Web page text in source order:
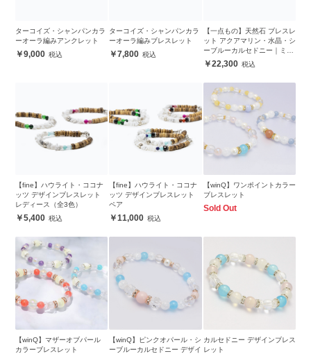
ターコイズ・シャンパンカラ
ーオーラ編みアンクレット
9,000
ターコイズ・シャンパンカラ
ーオーラ編みブレスレット
7,800
【一点もの】天然石 ブレスレ
ット アクアマリン・水晶・シ
ーブルーカルセドニー｜ミラ
クルツールワイヤーワーク
22,300
【fine】ハウライト・ココナ
ッツ デザインブレスレット
レディース（全3色）
5,400
【fine】ハウライト・ココナ
ッツ デザインブレスレット
ペア
11,000
【winQ】ワンポイントカラー
ブレスレット
Sold Out
【winQ】マザーオブパール
カラーブレスレット
【winQ】ピンクオパール・シ
ーブルーカルセドニー デザイ
カルセドニー デザインブレス
レット